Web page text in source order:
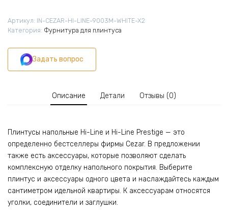
Артикул: IN-CEZAR-HI-LINE-9003M-WHITE-X2
Категория: Фурнитура для плинтуса
Задать вопрос
Описание Детали Отзывы (0)
Плинтусы напольные Hi-Line и Hi-Line Prestige — это
определенно бестселлеры фирмы Cezar. В предложении
также есть аксессуары, которые позволяют сделать
комплексную отделку напольного покрытия. Выберите
плинтус и аксессуары одного цвета и наслаждайтесь каждым
сантиметром идельной квартиры. К аксессуарам относятся
уголки, соединители и заглушки.